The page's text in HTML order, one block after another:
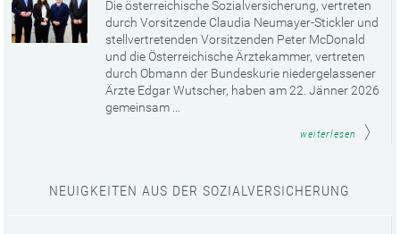
Die österreichische Sozialversicherung, vertreten
durch Vorsitzende Claudia Neumayer-Stickler und
stellvertretenden Vorsitzenden Peter McDonald
und die Österreichische Ärztekammer, vertreten
durch Obmann der Bundeskurie niedergelassener
Ärzte Edgar Wutscher, haben am 22. Jänner 2026
gemeinsam ...
weiterlesen
NEUIGKEITEN AUS DER SOZIALVERSICHERUNG